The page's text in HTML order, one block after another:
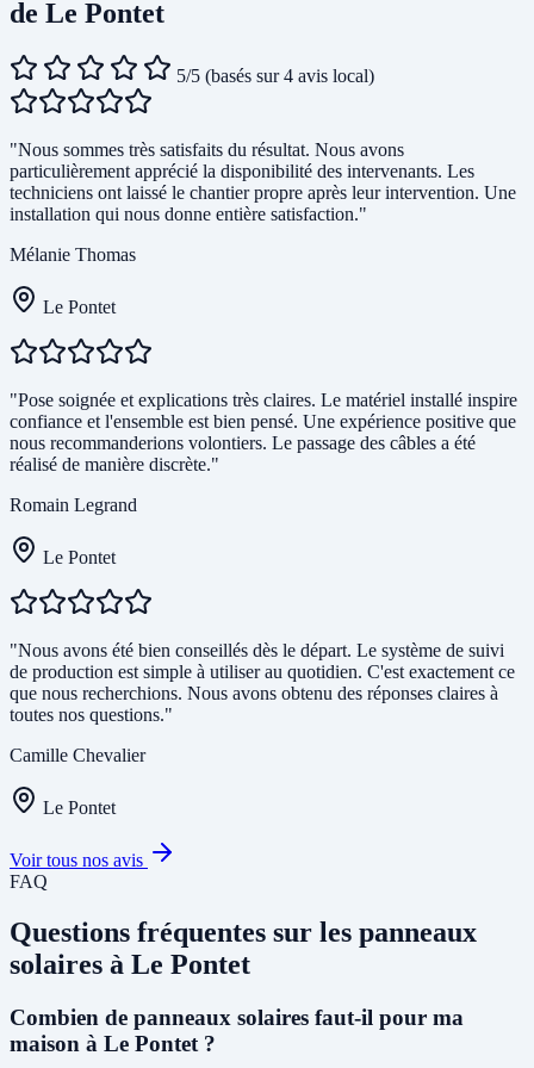
de Le Pontet
5/5 (basés sur 4 avis local)
"Nous sommes très satisfaits du résultat. Nous avons
particulièrement apprécié la disponibilité des intervenants. Les
techniciens ont laissé le chantier propre après leur intervention. Une
installation qui nous donne entière satisfaction."
Mélanie Thomas
Le Pontet
"Pose soignée et explications très claires. Le matériel installé inspire
confiance et l'ensemble est bien pensé. Une expérience positive que
nous recommanderions volontiers. Le passage des câbles a été
réalisé de manière discrète."
Romain Legrand
Le Pontet
"Nous avons été bien conseillés dès le départ. Le système de suivi
de production est simple à utiliser au quotidien. C'est exactement ce
que nous recherchions. Nous avons obtenu des réponses claires à
toutes nos questions."
Camille Chevalier
Le Pontet
Voir tous nos avis
FAQ
Questions fréquentes sur les panneaux
solaires à Le Pontet
Combien de panneaux solaires faut-il pour ma
maison à Le Pontet ?